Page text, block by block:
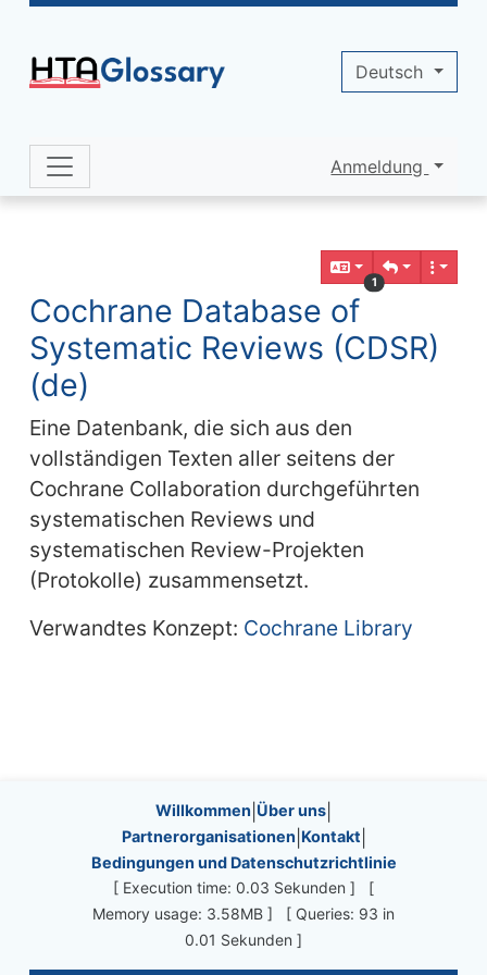
Navigation and related functionality
1
Cochrane Database of
Systematic Reviews (CDSR)
(de)
Eine Datenbank, die sich aus den
vollständigen Texten aller seitens der
Cochrane Collaboration durchgeführten
systematischen Reviews und
systematischen Review-Projekten
(Protokolle) zusammensetzt.
Verwandtes Konzept: Cochrane Library
Site information, links, etc.
Willkommen Über uns
Partnerorganisationen Kontakt
Bedingungen und Datenschutzrichtlinie
[ Execution time: 0.03 Sekunden ] [
Memory usage: 3.58MB ] [ Queries: 93 in
0.01 Sekunden ]
Site identity, navigation, etc.
Anmeldung
Deutsch